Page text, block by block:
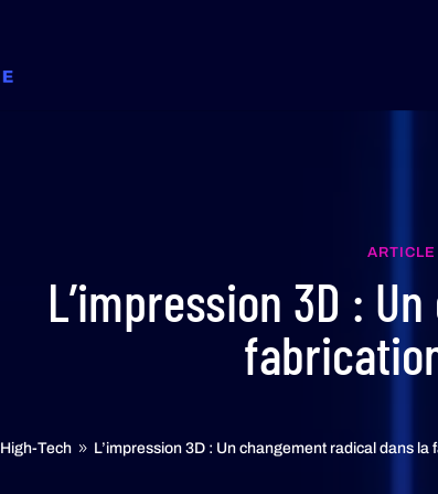
ARTICLE
L’impression 3D :
High-Tech 9 L’impression 3D : Un changement radical dans la